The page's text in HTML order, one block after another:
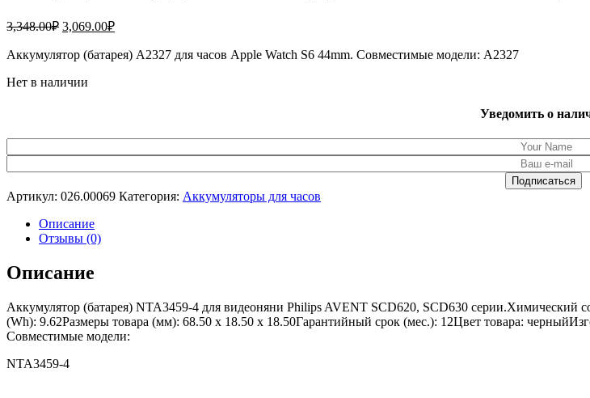
3,348.00₽ Первоначальная
составляла
3,069.00₽Текущая
3,069.00₽.
Аккумулятор (батарея) A2327 для часов Apple Watch S6 44mm. Совместимые модели: A2327
Нет в наличии
Уведомить о
Артикул: 026.00069 Категория: Аккумуляторы для часов
Описание
Отзывы (0)
Описание
Аккумулятор (батарея) NTA3459-4 для видеоняни Philips AVENT SCD620, SCD630
(Wh): 9.62Размеры товара (мм): 68.50 x 18.50 x 18.50Гарантийный срок (мес.): 12Цвет товара:
Совместимые модели:
NTA3459-4